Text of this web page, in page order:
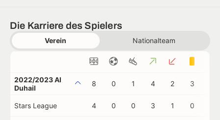
Die Karriere des Spielers
Verein Nationalteam
2022/2023 Al
Duhail
8 0 1 4 2 3
Stars League 4 0 0 3 1 0